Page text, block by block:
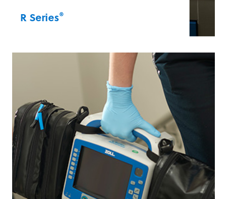
R Series®
Fachpersonal sowohl in der Akut- als auch
in der Nicht-Akutversorgung. Sie verfügt
über die Real CPR Help®-Technologie und
OneStep™-Elektroden, die Defibrillations-
und Stimulationsbehandlungen
beschleunigen.
R Series®